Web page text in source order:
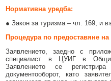
Общинско предприятие Зелено
Финанси и бюджет
Култура
Нормативна уредба:
● Закон за туризма – чл. 169, и
Процедура по предоставяне на
Заявлението, заедно с
специалист в ЦУИГ в
Заявлението се
документооборот, като
Приют за безстопанствени
Новини
Обяви и съобщения